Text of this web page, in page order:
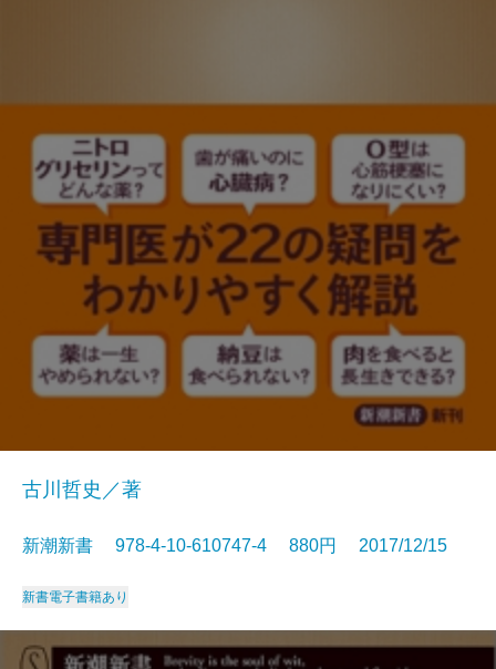
古川哲史／著
新潮新書 978-4-10-610747-4 880円 2017/12/15
新書電子書籍あり